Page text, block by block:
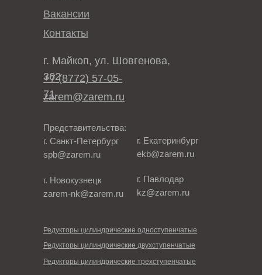
+7 (8772) 57-05-
71
Контакты
Вакансии
zarem@zarem.ru
Редукторы цилиндрические одноступенчатые
Редукторы цилиндрические двухступенчатые
Редукторы цилиндрические трехступенчатые
г. Майкоп, ул. Шовгенова,
362
Представительства:
г. Санкт-Петербург
spb@zarem.ru
г. Екатеринбург
ekb@zarem.ru
г. Новокузнецк
zarem-nk@zarem.ru
г. Павлодар
kz@zarem.ru